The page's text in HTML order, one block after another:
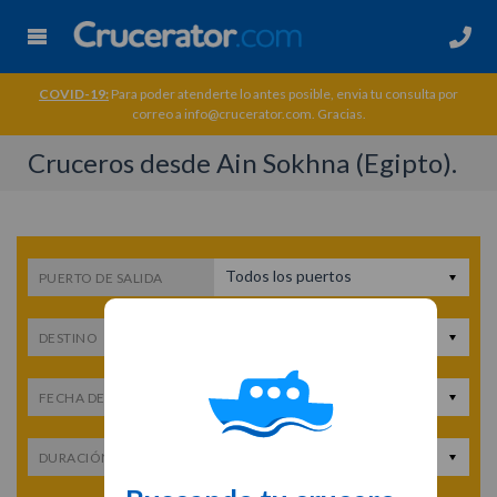
COVID-19: Para poder atenderte lo antes posible, envia tu consulta por
correo a info@crucerator.com. Gracias.
Cruceros desde Ain Sokhna (Egipto).
PUERTO DE SALIDA Todos los puertos
DESTINO
FECHA DE SALIDA Fecha de salida
DURACIÓN